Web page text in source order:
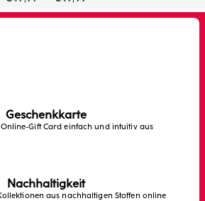
Geschenkkarte
Gift Card einfach und intuitiv aus
Nachhaltigkeit
aus nachhaltigen Stoffen online